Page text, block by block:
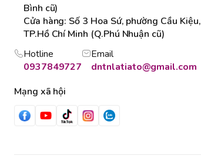
Bình cũ)
Cửa hàng: Số 3 Hoa Sứ, phường Cầu Kiệu,
TP.Hồ Chí Minh (Q.Phú Nhuận cũ)
Hotline
0937849727
Email
dntnlatiato@gmail.com
Mạng xã hội